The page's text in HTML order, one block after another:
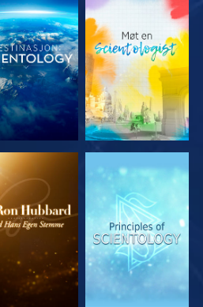
UTFORSK
SERIEN
UTFORSK
SERIEN